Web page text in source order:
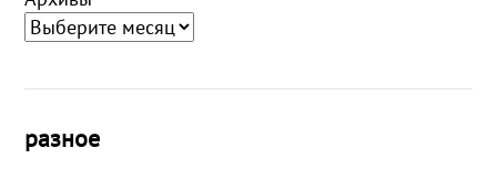
разное